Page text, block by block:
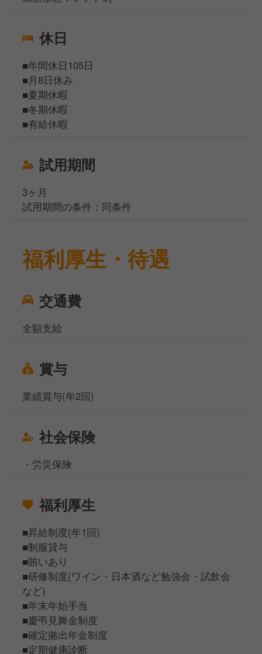
休日
■年間休日105日
■月8日休み
■夏期休暇
■冬期休暇
■有給休暇
試用期間
3ヶ月
試用期間の条件：同条件
福利厚生・待遇
交通費
全額支給
賞与
業績賞与(年2回)
社会保険
・労災保険
福利厚生
■昇給制度(年1回)
■制服貸与
■賄いあり
■研修制度(ワイン・日本酒など勉強会・試飲会
など)
■年末年始手当
■慶弔見舞金制度
■確定拠出年金制度
■定期健康診断